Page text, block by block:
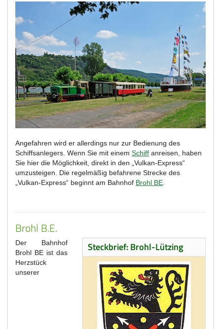
Angefahren wird er allerdings nur zur Bedienung des
Schiffsanlegers. Wenn Sie mit einem Schiff anreisen, haben
Sie hier die Möglichkeit, direkt in den „Vulkan-Express“
umzusteigen. Die regelmäßig befahrene Strecke des
„Vulkan-Express“ beginnt am Bahnhof Brohl BE
Brohl B.E.
Steckbrief: Brohl-Lützing
Der Bahnhof
Brohl BE ist das
Herzstück
unserer